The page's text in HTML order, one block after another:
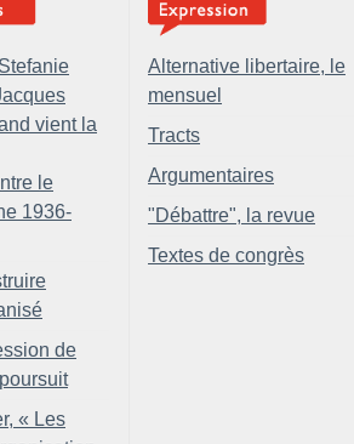
vient la
le
1936-
de
« Les
Alternative libertaire, le
mensuel
Tracts
Argumentaires
"Débattre", la revue
Textes de congrès